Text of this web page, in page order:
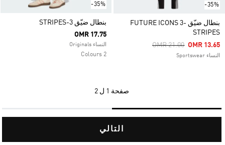
-35%
بنطال ضيّق FUTURE ICONS 3-
STRIPES
Price Reduced From
OMR 21.00ToOMR 13.65
النساء Sportswear
-35%
بنطال ضيّق 3-STRIPES
OMR 17.75
النساء Originals
2 Colours
صفحة 1 ل 2
التالي